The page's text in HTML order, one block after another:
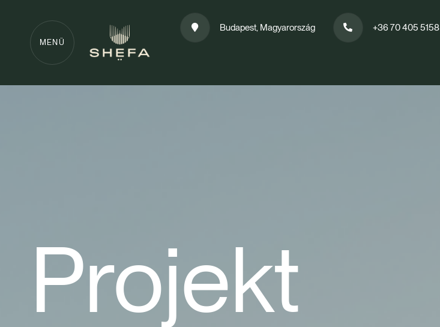
MENÜ
Budapest, Magyarország +36 70 405 5158
Projekt